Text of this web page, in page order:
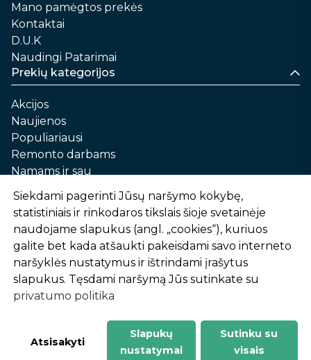
Mano pamėgtos prekės
Kontaktai
D.U.K
Naudingi Patarimai
Prekių kategorijos
Akcijos
Naujienos
Populiariausi
Remonto darbams
Namams ir sau
Automobilių priežiūrai
Sodui ir daržui
Informacija
Apie mus
Prekių pirkimo – pardavimo taisyklės
Prekių pristatymas ir atsiėmimas
Garantinis aptarnavimas ir prekių grąžinimas
Privatumo politika
-
1
2
%
n
u
o
l
a
i
d
Siekdami pagerinti Jūsų naršymo kokybę,
statistiniais ir rinkodaros tikslais šioje svetainėje
naudojame slapukus (angl. „cookies“), kuriuos
galite bet kada atšaukti pakeisdami savo interneto
naršyklės nustatymus ir ištrindami įrašytus
slapukus. Tęsdami naršymą Jūs sutinkate su
privatumo politika
Atsisakyti
Slapukų
nustatymai
Sutinku su
visais